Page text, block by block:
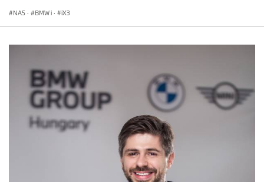
NA5 · BMW i · iX3